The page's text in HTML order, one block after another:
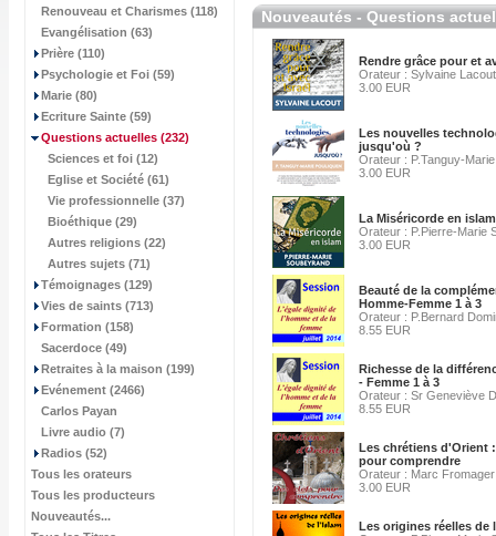
Renouveau et Charismes (118)
Evangélisation (63)
Prière (110)
Psychologie et Foi (59)
Marie (80)
Ecriture Sainte (59)
Questions actuelles (232)
Sciences et foi (12)
Eglise et Société (61)
Vie professionnelle (37)
Bioéthique (29)
Autres religions (22)
Autres sujets (71)
Témoignages (129)
Vies de saints (713)
Formation (158)
Sacerdoce (49)
Retraites à la maison (199)
Evénement (2466)
Carlos Payan
Livre audio (7)
Radios (52)
Tous les orateurs
Tous les producteurs
Nouveautés...
Nouveautés - Questions
Rendre grâce pour et
Orateur : Sylvaine Lacout
3.00 EUR
Les nouvelles
jusqu'où ?
Orateur : P.Tanguy-
3.00 EUR
La Miséricorde en islam
Orateur : P.Pierre-Marie
3.00 EUR
Beauté de la
Homme-Femme 1 à 3
Orateur : P.Bernard
8.55 EUR
Richesse de la
- Femme 1 à 3
Orateur : Sr Geneviève
8.55 EUR
Les chrétiens d'Orient
pour comprendre
Orateur : Marc Fromager
3.00 EUR
Les origines réelles de